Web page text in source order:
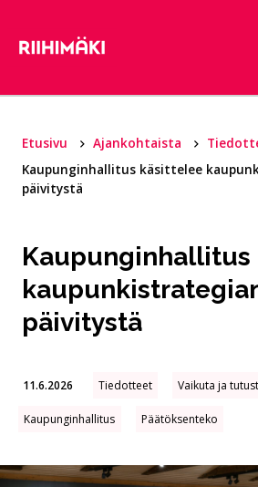
Etusivu Ajankohtaista
Kaupunginhallitus käsittelee
päivitystä
päivitystä
11.6.2026 Tiedotteet Vaikuta ja
Kaupunginhallitus Päätöksenteko